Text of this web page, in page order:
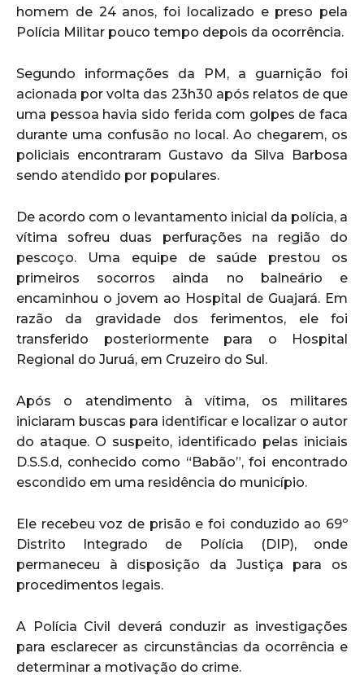
homem de 24 anos, foi localizado e preso pela
Polícia Militar pouco tempo depois da ocorrência.
Segundo informações da PM, a guarnição foi
acionada por volta das 23h30 após relatos de que
uma pessoa havia sido ferida com golpes de faca
durante uma confusão no local. Ao chegarem, os
policiais encontraram Gustavo da Silva Barbosa
sendo atendido por populares.
De acordo com o levantamento inicial da polícia, a
vítima sofreu duas perfurações na região do
pescoço. Uma equipe de saúde prestou os
primeiros socorros ainda no balneário e
encaminhou o jovem ao Hospital de Guajará. Em
razão da gravidade dos ferimentos, ele foi
transferido posteriormente para o Hospital
Regional do Juruá, em Cruzeiro do Sul.
Após o atendimento à vítima, os militares
iniciaram buscas para identificar e localizar o autor
do ataque. O suspeito, identificado pelas iniciais
D.S.S.d, conhecido como “Babão”, foi encontrado
escondido em uma residência do município.
Ele recebeu voz de prisão e foi conduzido ao 69º
Distrito Integrado de Polícia (DIP), onde
permaneceu à disposição da Justiça para os
procedimentos legais.
A Polícia Civil deverá conduzir as investigações
para esclarecer as circunstâncias da ocorrência e
determinar a motivação do crime.